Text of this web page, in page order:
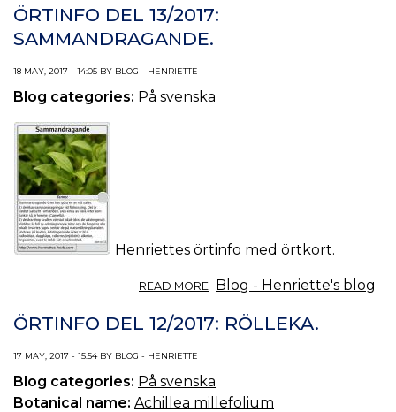
DEL
14/2017:
LOMME.
ÖRTINFO DEL 13/2017:
SAMMANDRAGANDE.
18 MAY, 2017 - 14:05 BY BLOG - HENRIETTE
Blog categories: På svenska
Henriettes örtinfo med örtkort.
READ MORE ABOUT
DEL
13/2017:
Blog - Henriette's blog
ÖRTINFO DEL 12/2017: RÖLLEKA.
17 MAY, 2017 - 15:54 BY BLOG - HENRIETTE
Blog categories: På svenska
Botanical name: Achillea millefolium